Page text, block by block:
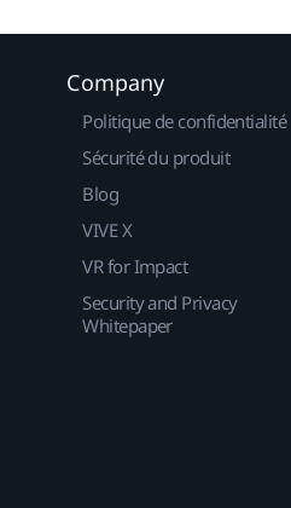
Company
Politique de confidentialité
Sécurité du produit
Blog
VIVE X
VR for Impact
Security and Privacy
Whitepaper